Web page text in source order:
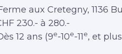
aux Cretegny, 1136
230.- à 280.-
12 ans (9e-10e-11e, et